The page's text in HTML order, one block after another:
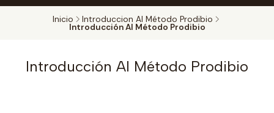
Inicio Introduccion Al Método Prodibio
Introducción Al Método Prodibio
Introducción Al Método Prodibio